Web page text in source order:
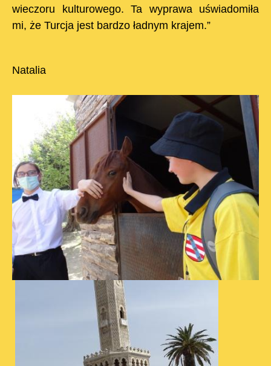
wieczoru kulturowego. Ta wyprawa uświadomiła
mi, że Turcja jest bardzo ładnym krajem.”
Natalia